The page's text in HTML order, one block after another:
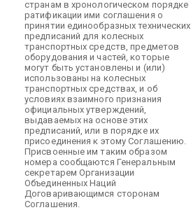
странам в хронологическом порядке
ратификации ими соглашения о
принятии единообразных технических
предписаний для колесных
транспортных средств, предметов
оборудования и частей, которые
могут быть установлены и (или)
использованы на колесных
транспортных средствах, и об
условиях взаимного признания
официальных утверждений,
выдаваемых на основе этих
предписаний, или в порядке их
присоединения к этому Соглашению.
Присвоенные им таким образом
номера сообщаются Генеральным
секретарем Организации
Объединенных Наций
Договаривающимся сторонам
Соглашения.